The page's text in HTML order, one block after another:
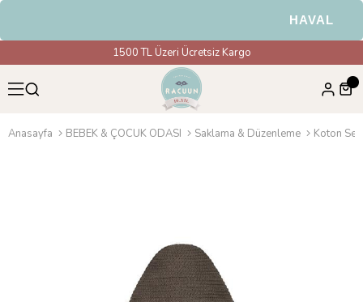
HAVALE &
1500 TL Üzeri Ücretsiz Kargo
Anasayfa BEBEK & ÇOCUK ODASI Saklama & Düzenleme Koton